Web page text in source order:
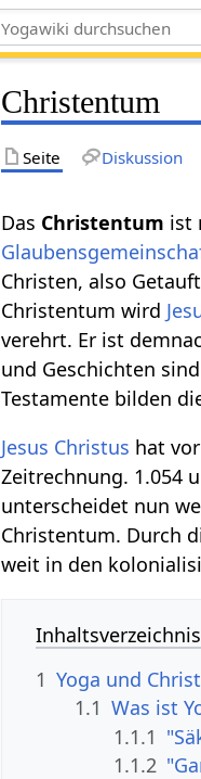
Christentum
Seite Diskussion
Das Christentum ist
Glaubens
Christen, also
Christentum wird
verehrt. Er ist
und Geschichten
Testamente bilden
Jesus Christus hat
Zeitrechnung. 1.054
unterscheidet nun
Christentum. Durch
weit in den
Inhaltsverzeichnis
1 Yoga und
1.1 Was ist
1.1.1
1.1.2